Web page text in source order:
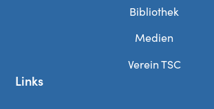
Bibliothek
Medien
Verein TSC
Links